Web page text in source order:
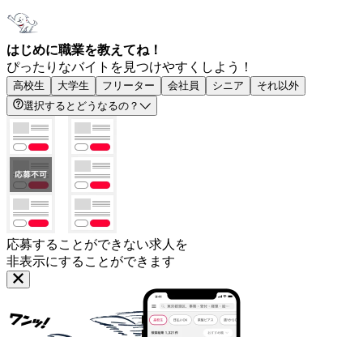
はじめに職業を教えてね！
ぴったりなバイトを見つけやすくしよう！
高校生 大学生 フリーター 会社員 シニア
それ以外
選択するとどうなるの？
応募することができない求人を
非表示にすることができます